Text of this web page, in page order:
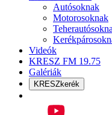
Autósoknak
Motorosoknak
Videók
KRESZ FM 19.75
Galériák
KRESZkerék